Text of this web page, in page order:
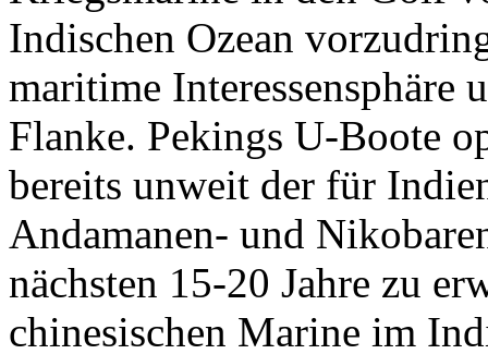
Indischen Ozean
maritime Interessensphäre
Flanke. Pekings U-Boote
bereits unweit der für
Andamanen- und
nächsten 15-20 Jahre zu
chinesischen Marine im